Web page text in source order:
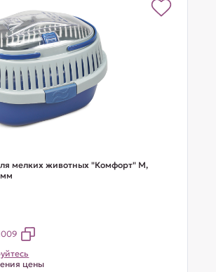
мелких животных "Комфорт" M,
цены